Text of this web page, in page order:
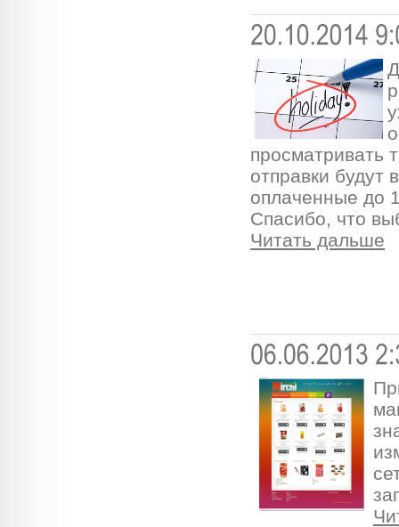
просматривать
отправки будут
оплаченные до
Спасибо, что
Читать дальше